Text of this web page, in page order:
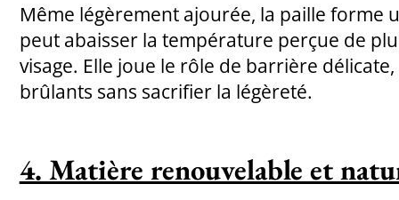
Même légèrement ajourée, la paille forme
peut abaisser la température perçue de
visage. Elle joue le rôle de barrière
brûlants sans sacrifier la légèreté.
4. Matière renouvelable et